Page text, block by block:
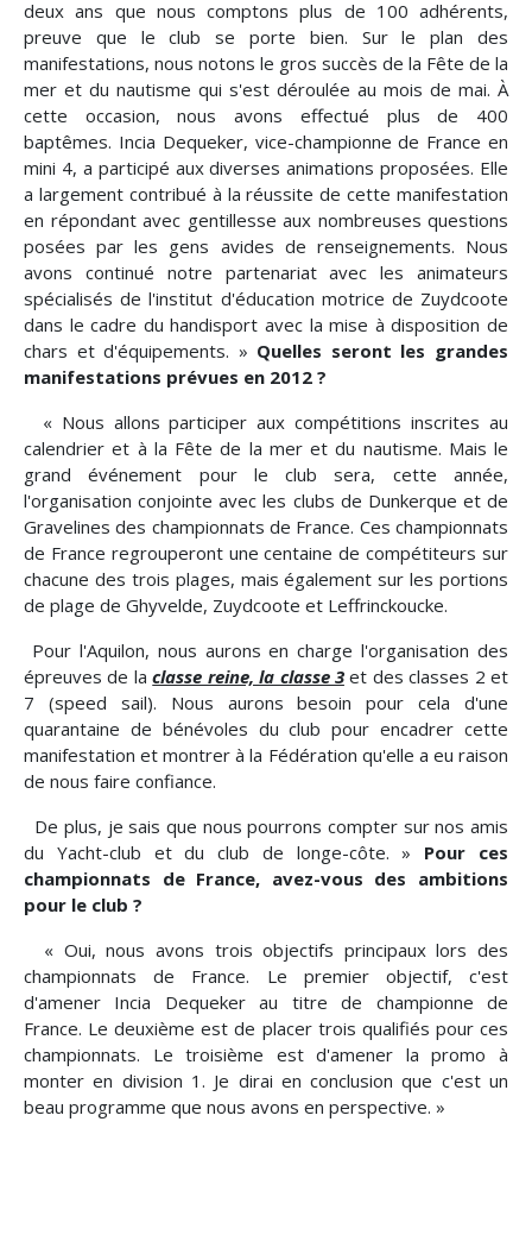
deux ans que nous comptons plus de 100 adhérents,
preuve que le club se porte bien. Sur le plan des
manifestations, nous notons le gros succès de la Fête de la
mer et du nautisme qui s'est déroulée au mois de mai. À
cette occasion, nous avons effectué plus de 400
baptêmes. Incia Dequeker, vice-championne de France en
mini 4, a participé aux diverses animations proposées. Elle
a largement contribué à la réussite de cette manifestation
en répondant avec gentillesse aux nombreuses questions
posées par les gens avides de renseignements. Nous
avons continué notre partenariat avec les animateurs
spécialisés de l'institut d'éducation motrice de Zuydcoote
dans le cadre du handisport avec la mise à disposition de
chars et d'équipements. » Quelles seront les grandes
manifestations prévues en 2012 ?
« Nous allons participer aux compétitions inscrites au
calendrier et à la Fête de la mer et du nautisme. Mais le
grand événement pour le club sera, cette année,
l'organisation conjointe avec les clubs de Dunkerque et de
Gravelines des championnats de France. Ces championnats
de France regrouperont une centaine de compétiteurs sur
chacune des trois plages, mais également sur les portions
de plage de Ghyvelde, Zuydcoote et Leffrinckoucke.
Pour l'Aquilon, nous aurons en charge l'organisation des
épreuves de laclasse reine, la classe 3et des classes 2 et
7 (speed sail). Nous aurons besoin pour cela d'une
quarantaine de bénévoles du club pour encadrer cette
manifestation et montrer à la Fédération qu'elle a eu raison
de nous faire confiance.
De plus, je sais que nous pourrons compter sur nos amis
du Yacht-club et du club de longe-côte. » Pour ces
championnats de France, avez-vous des ambitions
pour le club ?
« Oui, nous avons trois objectifs principaux lors des
championnats de France. Le premier objectif, c'est
d'amener Incia Dequeker au titre de championne de
France. Le deuxième est de placer trois qualifiés pour ces
championnats. Le troisième est d'amener la promo à
monter en division 1. Je dirai en conclusion que c'est un
beau programme que nous avons en perspective. » 